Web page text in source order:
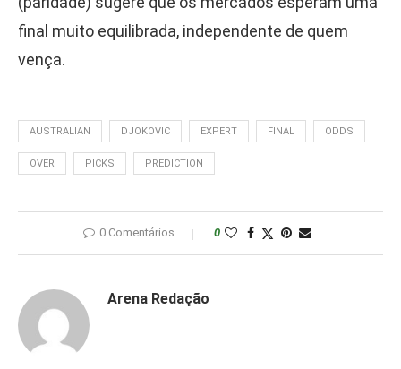
final muito equilibrada, independente de quem
vença.
AUSTRALIAN DJOKOVIC EXPERT FINAL ODDS
OVER PICKS PREDICTION
0 Comentários 0
Arena Redação